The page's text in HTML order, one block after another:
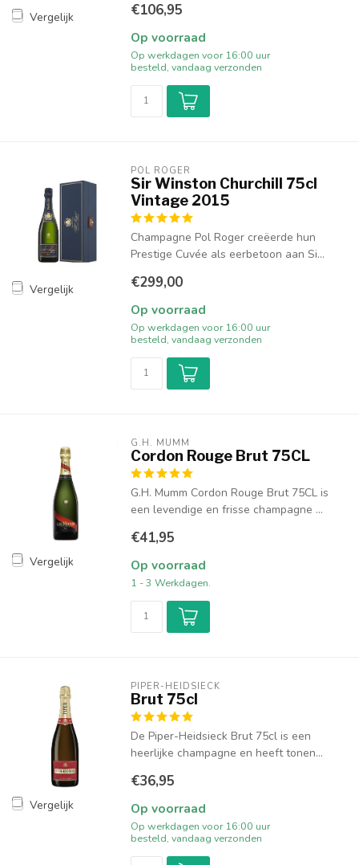
Vergelijk €106,95
Op voorraad
Op werkdagen voor 16:00 uur
besteld, vandaag verzonden
Vergelijk
POL ROGER
Sir Winston Churchill 75cl
Vintage 2015
Champagne Pol Roger creëerde hun
Prestige Cuvée als eerbetoon aan Si...
€299,00
Op voorraad
Op werkdagen voor 16:00 uur
besteld, vandaag verzonden
Vergelijk
G.H. MUMM
Cordon Rouge Brut 75CL
G.H. Mumm Cordon Rouge Brut 75CL is
een levendige en frisse champagne ...
€41,95
Op voorraad
1 - 3 Werkdagen.
Vergelijk
PIPER-HEIDSIECK
Brut 75cl
De Piper-Heidsieck Brut 75cl is een
heerlijke champagne en heeft tonen...
€36,95
Op voorraad
Op werkdagen voor 16:00 uur
besteld, vandaag verzonden